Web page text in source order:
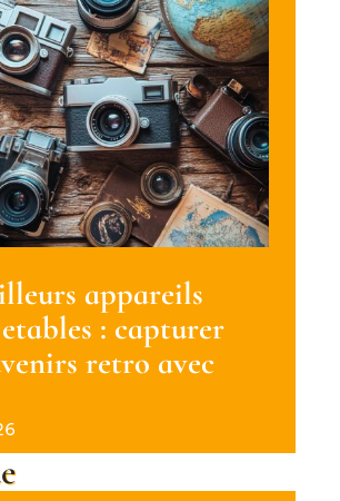
appareils
: capturer
retro avec